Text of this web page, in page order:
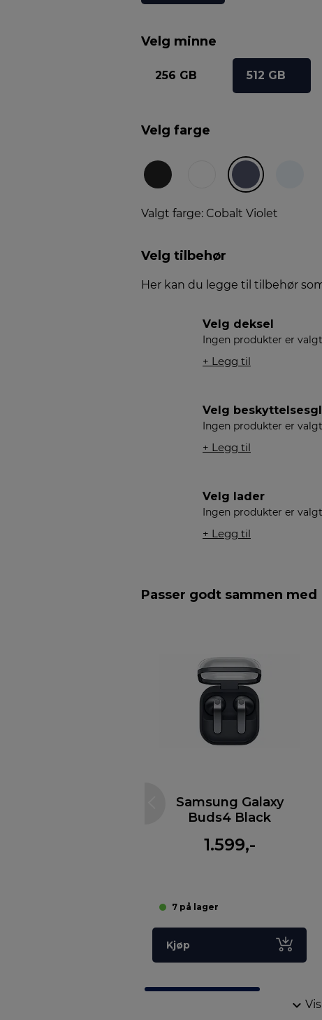
Velg minne
256 GB 512 GB
Velg farge
Valgt farge: Cobalt Violet
Velg tilbehør
Her kan du legge til tilbehør
Velg deksel
Ingen produkter er valgt
+ Legg til
Velg
Ingen produkter er valgt
+ Legg til
Velg lader
Ingen produkter er valgt
+ Legg til
Passer godt sammen med
Samsung Galaxy
Buds4 Black
1.599,-
7 på lager
Kjøp